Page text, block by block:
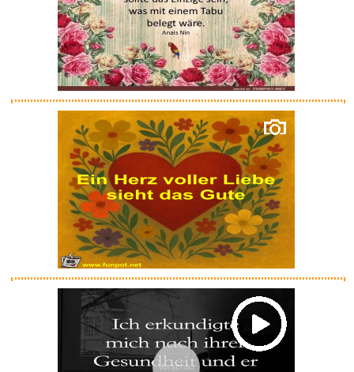
512GB Micro-SD-Karte,
Hochgesc...
Anzeige
3D Conformal Radiation
Therapy...
Vorschau